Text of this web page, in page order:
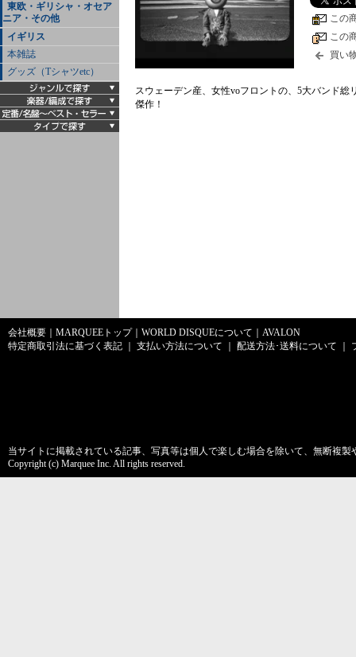
東欧・ギリシャ・オセア
ニア・その他
イギリス
本雑誌
グッズ（Tシャツetc）
この
この
買い
スウェーデン産、女性voフロントの、5大バンド
傑作！
会社概要 MARQUEEトップ｜ WORLD DISQUEについて
AVALON
特定商取引法に基づく表記
支払い方法について 配送方法･送料について
当サイトに掲載されている記事、写真等は個人で楽しむ場合を除いて、無断複
Copyright (c) Marquee Inc. All rights reserved.